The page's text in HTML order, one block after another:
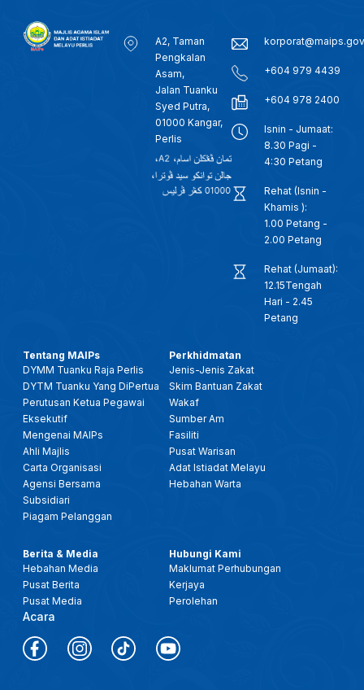
A2, Taman
Pengkalan
Asam,
Jalan Tuanku
Syed Putra,
01000 Kangar,
Perlis
+604 979 4439
+604 978 2400
Isnin - Jumaat:
8.30 Pagi -
4:30 Petang
Rehat (Isnin -
Khamis ):
1.00 Petang -
2.00 Petang
Rehat (Jumaat):
12.15Tengah
Hari - 2.45
Petang
Tentang MAIPs
DYMM Tuanku Raja Perlis
DYTM Tuanku Yang DiPertua
Perutusan Ketua Pegawai
Eksekutif
Mengenai MAIPs
Ahli Majlis
Carta Organisasi
Agensi Bersama
Subsidiari
Piagam Pelanggan
Perkhidmatan
Jenis-Jenis Zakat
Skim Bantuan Zakat
Wakaf
Sumber Am
Fasiliti
Pusat Warisan
Adat Istiadat Melayu
Hebahan Warta
Berita & Media
Hebahan Media
Pusat Berita
Pusat Media
Acara
Hubungi Kami
Maklumat Perhubungan
Kerjaya
Perolehan